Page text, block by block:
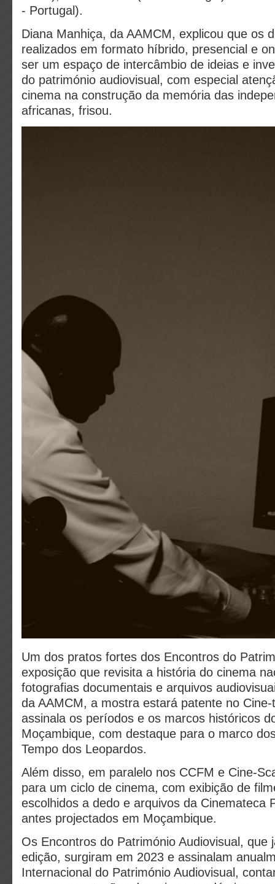
- Portugal).
Diana Manhiça, da AAMCM, explicou que os
realizados em formato híbrido, presencial e
ser um espaço de intercâmbio de ideias e
do património audiovisual, com especial
cinema na construção da memória das
africanas, frisou.
Um dos pratos fortes dos Encontros do
exposição que revisita a história do cinema
fotografias documentais e arquivos
da AAMCM, a mostra estará patente no
assinala os períodos e os marcos históricos
Moçambique, com destaque para o marco
Tempo dos Leopardos.
Além disso, em paralelo nos CCFM e Cine-
para um ciclo de cinema, com exibição de
escolhidos a dedo e arquivos da Cinemateca
antes projectados em Moçambique.
Os Encontros do Património Audiovisual, que
edição, surgiram em 2023 e assinalam
Internacional do Património Audiovisual,